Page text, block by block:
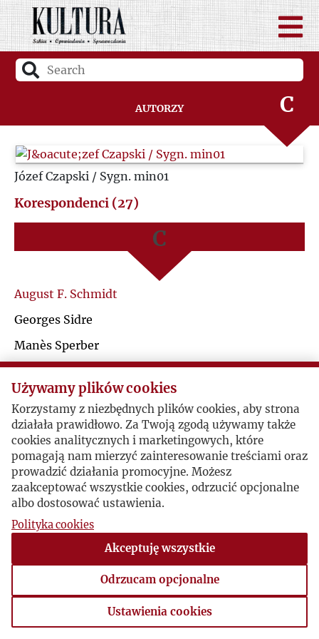
Autorzy
A
B
C
D
G
L
Ł
M
N
O
Józef Czapski / Sygn. min01
Korespondenci (27)
A
C
D
H
J
M
Q
R
S
T
V
August F. Schmidt
Georges Sidre
Manès Sperber
Jerzy Stempowski
Józef Czapski / August F. Schmidt
Maisons-Laffitte, 1948-09-29 , Józef Czapski
Używamy plików cookies
Korzystamy z niezbędnych plików cookies, aby strona
działała prawidłowo. Za Twoją zgodą używamy także
cookies analitycznych i marketingowych, które
pomagają nam mierzyć zainteresowanie treściami oraz
prowadzić działania promocyjne. Możesz
zaakceptować wszystkie cookies, odrzucić opcjonalne
albo dostosować ustawienia.
Polityka cookies
Akceptuję wszystkie
Odrzucam opcjonalne
Ustawienia cookies
Ustawienia cookies